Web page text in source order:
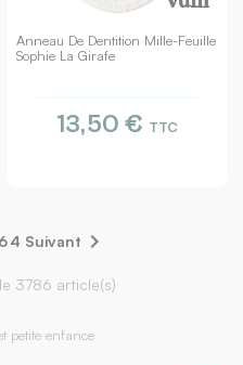
petite enfance
Anneau De Dentition Mille-Feuille
Sophie La Girafe
13,50 € TTC
3786 article(s)
64 Suivant 